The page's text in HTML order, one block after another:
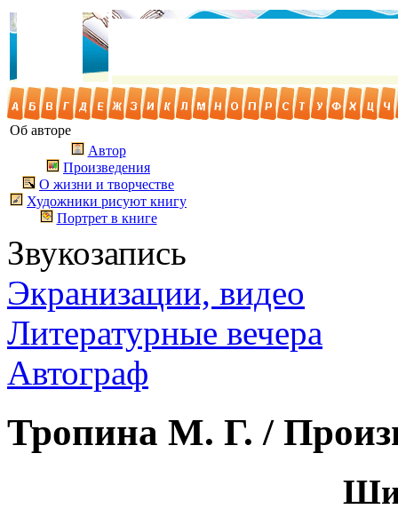
Об авторе
Автор
Произведения
О жизни и творчестве
Художники рисуют книгу
Портрет в книге
Звукозапись
Экранизации, видео
Литературные вечера
Автограф
Тропина М. Г. /